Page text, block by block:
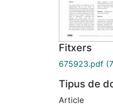
Fitxers
675923.pdf
Tipus de
Article